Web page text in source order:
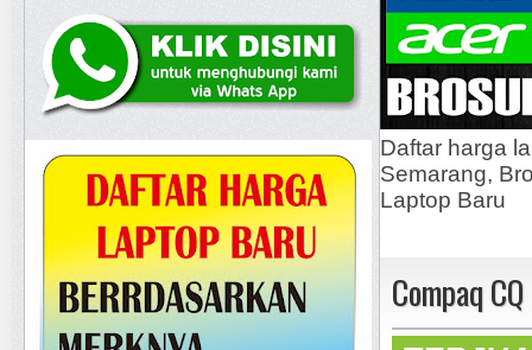
Daftar harga
Semarang,
Laptop Baru
Compaq